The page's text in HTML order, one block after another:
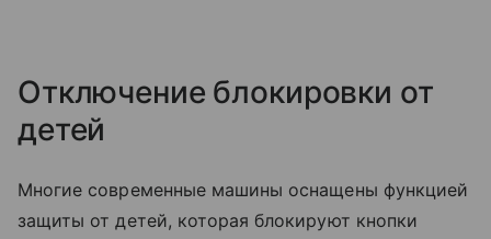
Отключение блокировки от
детей
Многие современные машины оснащены функцией
защиты от детей, которая блокируют кнопки